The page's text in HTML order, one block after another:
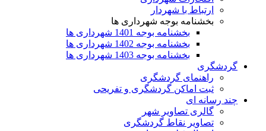
ارتباط با شهردار
بخشنامه بوجه شهرداری ها
بخشنامه بوجه 1401 شهرداری ها
بخشنامه بوجه 1402 شهرداری ها
بخشنامه بوجه 1403 شهرداری ها
گردشگری
راهنمای گردشگری
ثبت اماکن گردشگری و تفریحی
چند رسانه ای
گالری تصاویر شهر
تصاویر نقاط گردشگری